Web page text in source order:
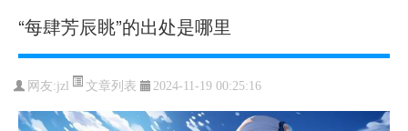
“每肆芳辰眺”的出处是哪里
网友:jzl 文章列表 2024-11-19 00:25:16